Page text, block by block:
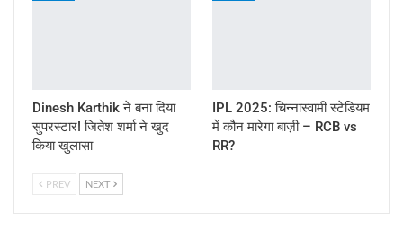
Dinesh Karthik ने बना दिया
सुपरस्टार! जितेश शर्मा ने खुद
किया खुलासा
IPL 2025: चिन्नास्वामी स्टेडियम
में कौन मारेगा बाज़ी – RCB vs
RR?
PREV NEXT